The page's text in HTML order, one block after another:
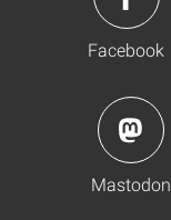
Facebook
Mastodon